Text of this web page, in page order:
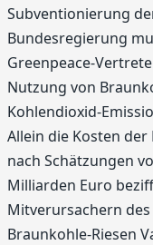
Subventionierung
Bundesregierung
Greenpeace-
Nutzung von
Kohlendioxid-
Allein die Kosten
nach Schätzungen
Milliarden Euro
Mitverursachern
Braunkohle-Riesen